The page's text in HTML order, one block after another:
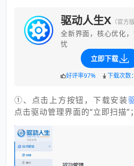
驱动人生X （官方版
全新界面，核心优化
忧
立即下载
好评率97% 下载次数
①、点击上方按钮，下载安装
点击驱动管理界面的“立即扫描”；